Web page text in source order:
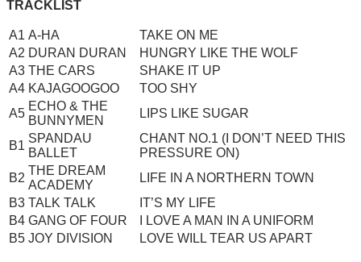
TRACKLIST
A1 A-HA
TAKE ON ME
A2 DURAN DURAN
HUNGRY LIKE THE WOLF
A3 THE CARS
SHAKE IT UP
A4 KAJAGOOGOO
TOO SHY
A5
ECHO & THE
BUNNYMEN
LIPS LIKE SUGAR
B1
SPANDAU
BALLET
CHANT NO.1 (I DON’T NEED THIS
PRESSURE ON)
B2
THE DREAM
ACADEMY
LIFE IN A NORTHERN TOWN
B3 TALK TALK
IT’S MY LIFE
B4 GANG OF FOUR
I LOVE A MAN IN A UNIFORM
B5 JOY DIVISION LOVE WILL TEAR US APART